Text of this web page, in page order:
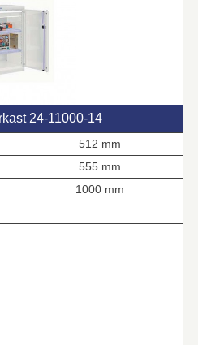
24‑11000‑14
512 mm
555 mm
1000 mm